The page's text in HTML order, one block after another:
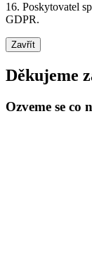
16. Poskytovatel
GDPR.
Zavřít
Děkujeme
Ozveme se co